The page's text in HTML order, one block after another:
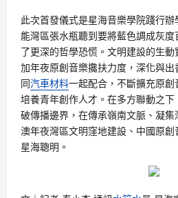
此次首發儀式是星海音樂學院踐行辦
能灣區張水瓶聽到要將藍色調成灰
了更深的哲學恐慌。文明建設的生
加年夜原創音樂攙扶力度，深化與
同汽車材料一起配合，不斷擴充原
培養青年創作人才。在多方聯動之
破傳播邊界，在傳承嶺南文脈、凝
澳年夜灣區文明窪地建設、中國原
星海聰明。